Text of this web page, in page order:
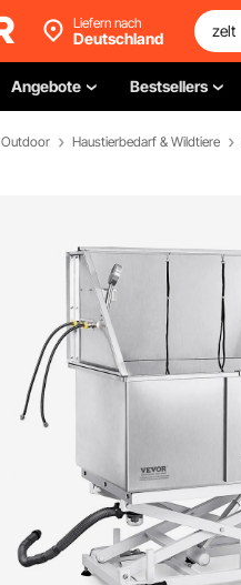
Liefern nach
Deutschland
Angebote Bestsellers
Outdoor Haustierbedarf & Wildtiere